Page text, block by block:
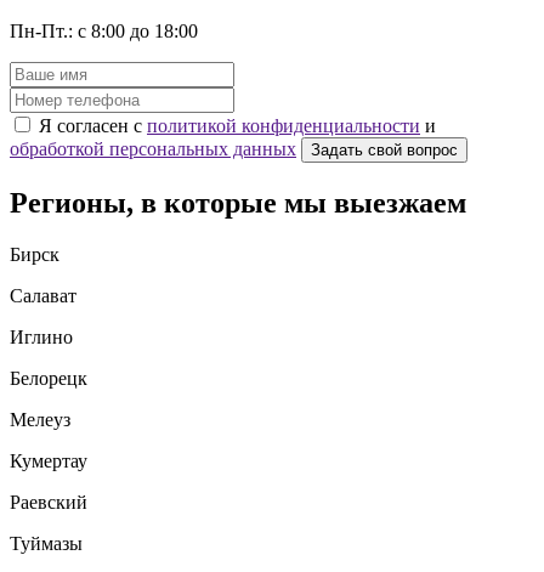
Пн-Пт.: с 8:00 до 18:00
Я согласен с политикой конфиденциальности и
обработкой персональных данных
Задать свой вопрос
Регионы, в которые мы выезжаем
Бирск
Салават
Иглино
Белорецк
Мелеуз
Кумертау
Раевский
Туймазы